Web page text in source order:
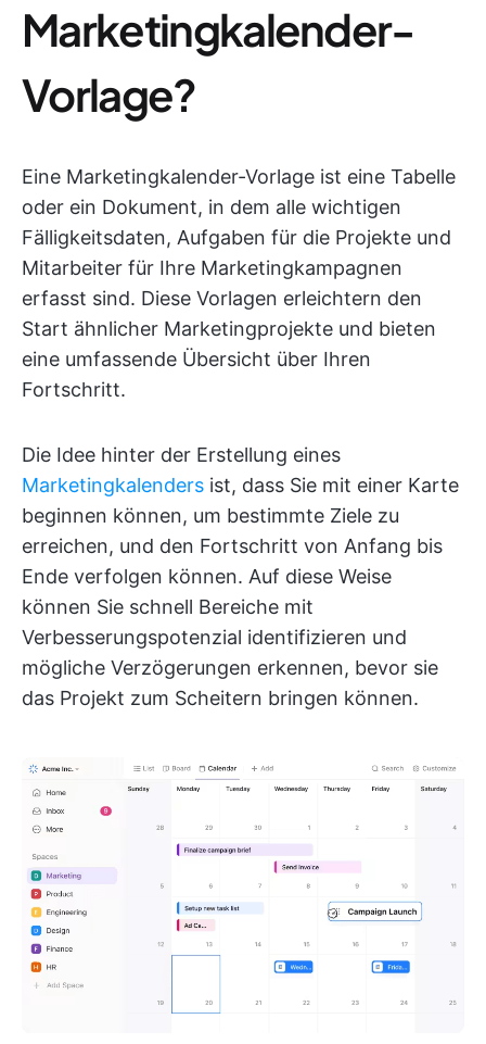
Marketingkalender-
Vorlage?
Eine Marketingkalender-Vorlage ist eine Tabelle
oder ein Dokument, in dem alle wichtigen
Fälligkeitsdaten, Aufgaben für die Projekte und
Mitarbeiter für Ihre Marketingkampagnen
erfasst sind. Diese Vorlagen erleichtern den
Start ähnlicher Marketingprojekte und bieten
eine umfassende Übersicht über Ihren
Fortschritt.
Die Idee hinter der Erstellung eines
Marketingkalenders ist, dass Sie mit einer Karte
beginnen können, um bestimmte Ziele zu
erreichen, und den Fortschritt von Anfang bis
Ende verfolgen können. Auf diese Weise
können Sie schnell Bereiche mit
Verbesserungspotenzial identifizieren und
mögliche Verzögerungen erkennen, bevor sie
das Projekt zum Scheitern bringen können.